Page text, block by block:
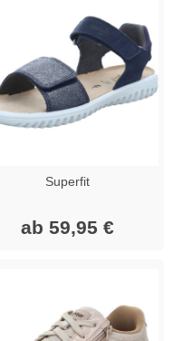
Superfit
ab 59,95 €